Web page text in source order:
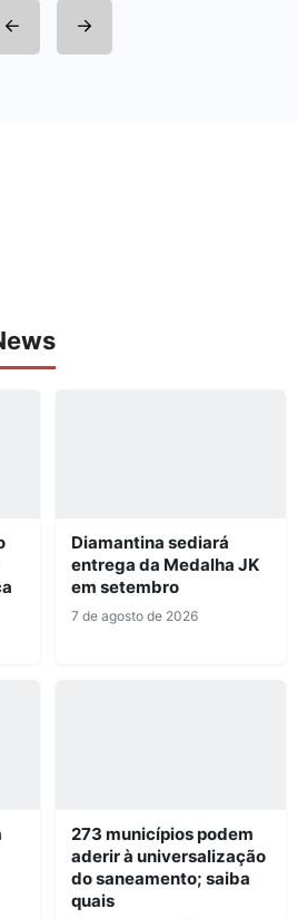
Diamantina sediará
entrega da Medalha JK
em setembro
7 de agosto de 2026
273 municípios podem
aderir à universalização
do saneamento; saiba
quais